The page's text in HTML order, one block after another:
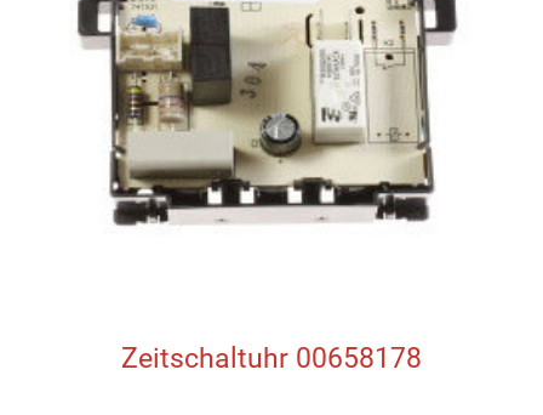
Zeitschaltuhr 00658178